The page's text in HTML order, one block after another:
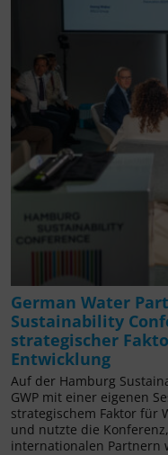
German Water
Sustainability
strategischer
Entwicklung
Auf der Hamburg
GWP mit einer eigenen
strategischem Faktor für
und nutzte die
internationalen Partnern